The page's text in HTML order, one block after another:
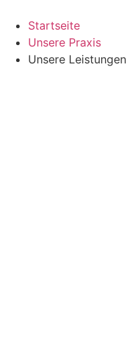
Inhalt
springen
Startseite
Unsere Praxis
Unsere Leistungen